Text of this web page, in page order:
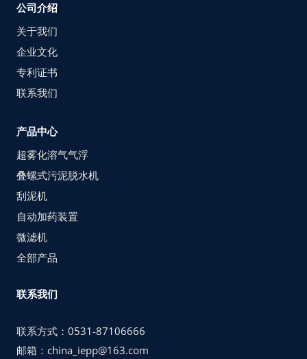
公司介绍
关于我们
企业文化
专利证书
联系我们
产品中心
超雾化溶气气浮
叠螺式污泥脱水机
刮泥机
自动加药装置
微滤机
全部产品
联系我们
联系方式：0531-87106666
邮箱：china_iepp@163.com